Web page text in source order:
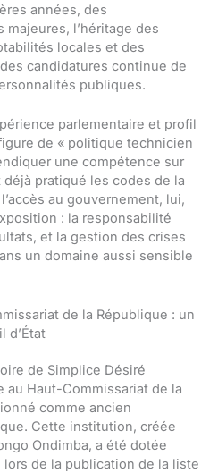
années, des
l’héritage des
locales et des
candidatures continue de
publiques.
parlementaire et profil
de « politique technicien
une compétence sur
pratiqué les codes de la
au gouvernement, lui,
: la responsabilité
et la gestion des crises
un domaine aussi sensible
de la République : un
d’État
de Simplice Désiré
au Haut-Commissariat de la
comme ancien
Cette institution, créée
Ondimba, a été dotée
de la publication de la liste